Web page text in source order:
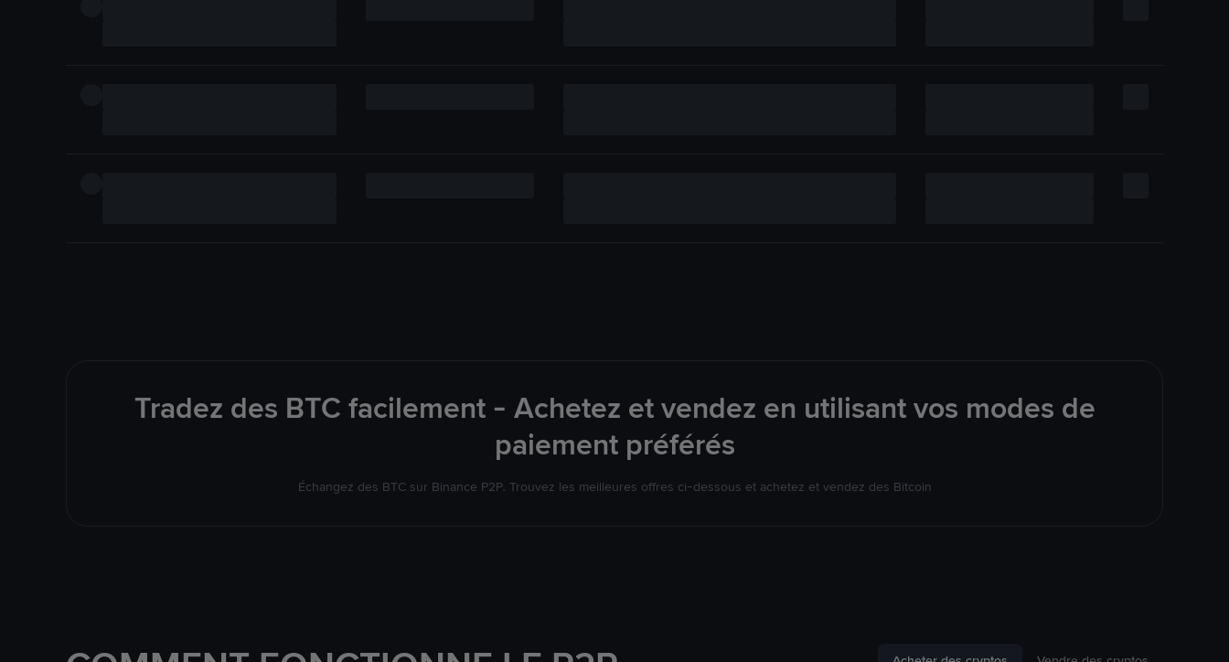
Tradez des BTC facilement - Achetez et vendez en utilisant vos modes de
paiement préférés
Échangez des BTC sur Binance P2P. Trouvez les meilleures offres ci-dessous et achetez et vendez des Bitcoin